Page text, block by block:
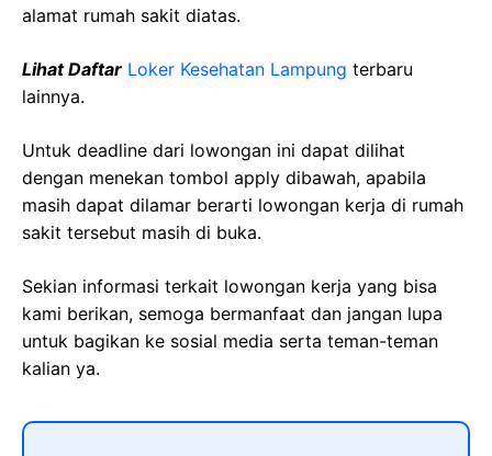
alamat rumah sakit diatas.
Lihat Daftar Loker Kesehatan Lampung terbaru
lainnya.
Untuk deadline dari lowongan ini dapat dilihat
dengan menekan tombol apply dibawah, apabila
masih dapat dilamar berarti lowongan kerja di rumah
sakit tersebut masih di buka.
Sekian informasi terkait lowongan kerja yang bisa
kami berikan, semoga bermanfaat dan jangan lupa
untuk bagikan ke sosial media serta teman-teman
kalian ya.